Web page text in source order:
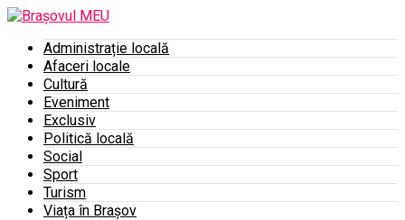
Administrație locală
Afaceri locale
Cultură
Eveniment
Exclusiv
Politică locală
Social
Sport
Turism
Viața în Brașov